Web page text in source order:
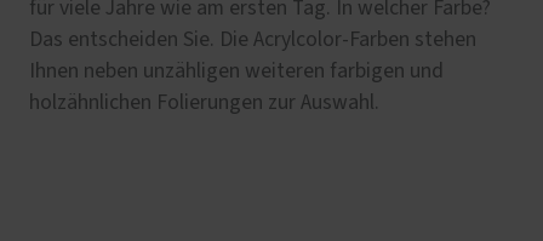
für viele Jahre wie am ersten Tag. In welcher Farbe?
Das entscheiden Sie. Die Acrylcolor-Farben stehen
Ihnen neben unzähligen weiteren farbigen und
holzähnlichen Folierungen zur Auswahl.